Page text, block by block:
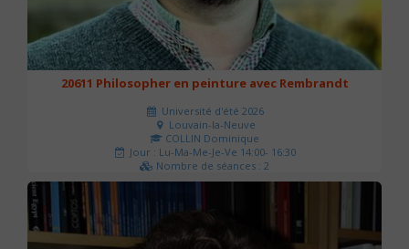
20611 Philosopher en peinture avec Rembrandt
Université d'été 2026
Louvain-la-Neuve
COLLIN Dominique
Jour : Lu-Ma-Me-Je-Ve 14:00- 16:30
Nombre de séances : 2
51 €